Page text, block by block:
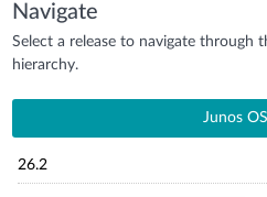
Navigate
Select a release to navigate through
hierarchy.
Junos OS
26.2